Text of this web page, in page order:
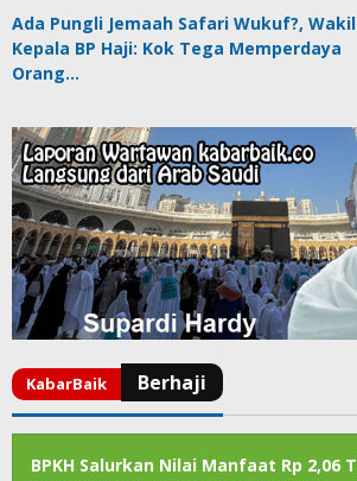
Ada Pungli Jemaah Safari Wukuf?, Wakil
Kepala BP Haji: Kok Tega Memperdaya
Orang…
BPKH Salurkan Nilai Manfaat Rp 2,06 T